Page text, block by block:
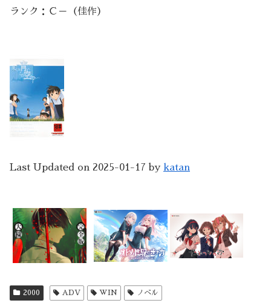
ランク：Ｃ－（佳作）
Last Updated on 2025-01-17 by katan
2000 ADV WIN ノベル